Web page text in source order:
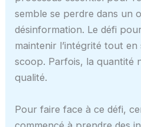
semble se perdre dans un
désinformation. Le défi
maintenir l’intégrité tout
scoop. Parfois, la quantité
qualité.
Pour faire face à ce défi,